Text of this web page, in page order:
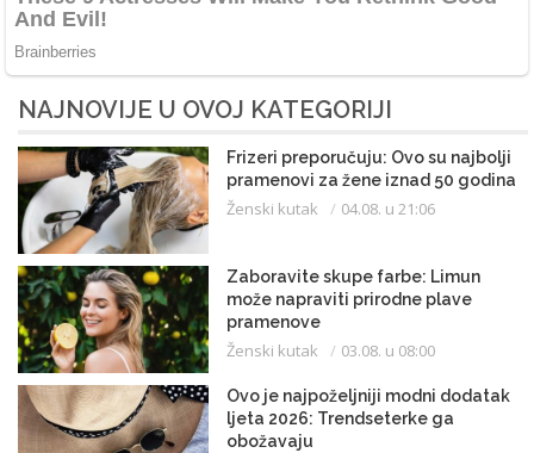
NAJNOVIJE U OVOJ KATEGORIJI
Frizeri preporučuju: Ovo su najbolji
pramenovi za žene iznad 50 godina
Ženski kutak 04.08. u 21:06
Zaboravite skupe farbe: Limun
može napraviti prirodne plave
pramenove
Ženski kutak 03.08. u 08:00
Ovo je najpoželjniji modni dodatak
ljeta 2026: Trendseterke ga
obožavaju